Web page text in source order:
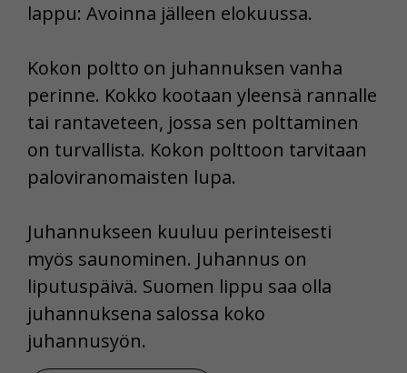
lappu: Avoinna jälleen elokuussa.
Kokon poltto on juhannuksen vanha
perinne. Kokko kootaan yleensä rannalle
tai rantaveteen, jossa sen polttaminen
on turvallista. Kokon polttoon tarvitaan
paloviranomaisten lupa.
Juhannukseen kuuluu perinteisesti
myös saunominen. Juhannus on
liputuspäivä. Suomen lippu saa olla
juhannuksena salossa koko
juhannusyön.